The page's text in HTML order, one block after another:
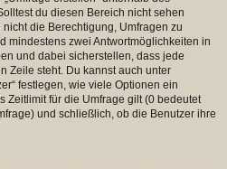
du diesen Bereich nicht sehen
die Berechtigung, Umfragen zu
mindestens zwei Antwortmöglichkeiten in
und dabei sicherstellen, dass jede
Zeile steht. Du kannst auch unter
festlegen, wie viele Optionen ein
Zeitlimit für die Umfrage gilt (0 bedeutet
und schließlich, ob die Benutzer ihre